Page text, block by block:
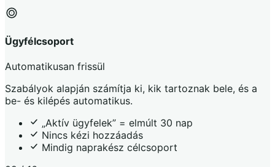
Ügyfélcsoport
Automatikusan frissül
Szabályok alapján számítja ki, kik tartoznak bele, és a
be- és kilépés automatikus.
„Aktív ügyfelek” = elmúlt 30 nap
Nincs kézi hozzáadás
Mindig naprakész célcsoport